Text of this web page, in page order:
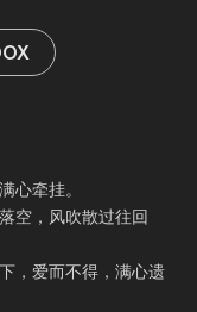
心牵挂。
空，风吹散过往回
，爱而不得，满心遗